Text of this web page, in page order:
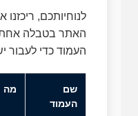
לנוחיותכם,
האתר בטבלה
העמוד כדי לעבור
שם
העמוד
מה